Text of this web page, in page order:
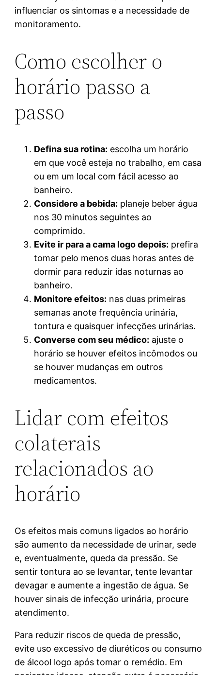
influenciar os sintomas e a necessidade de
monitoramento.
Como escolher o
horário passo a
passo
Defina sua rotina: escolha um horário
em que você esteja no trabalho, em casa
ou em um local com fácil acesso ao
banheiro.
Considere a bebida: planeje beber água
nos 30 minutos seguintes ao
comprimido.
Evite ir para a cama logo depois: prefira
tomar pelo menos duas horas antes de
dormir para reduzir idas noturnas ao
banheiro.
Monitore efeitos: nas duas primeiras
semanas anote frequência urinária,
tontura e quaisquer infecções urinárias.
Converse com seu médico: ajuste o
horário se houver efeitos incômodos ou
se houver mudanças em outros
medicamentos.
Lidar com efeitos
colaterais
relacionados ao
horário
Os efeitos mais comuns ligados ao horário
são aumento da necessidade de urinar, sede
e, eventualmente, queda da pressão. Se
sentir tontura ao se levantar, tente levantar
devagar e aumente a ingestão de água. Se
houver sinais de infecção urinária, procure
atendimento.
Para reduzir riscos de queda de pressão,
evite uso excessivo de diuréticos ou consumo
de álcool logo após tomar o remédio. Em